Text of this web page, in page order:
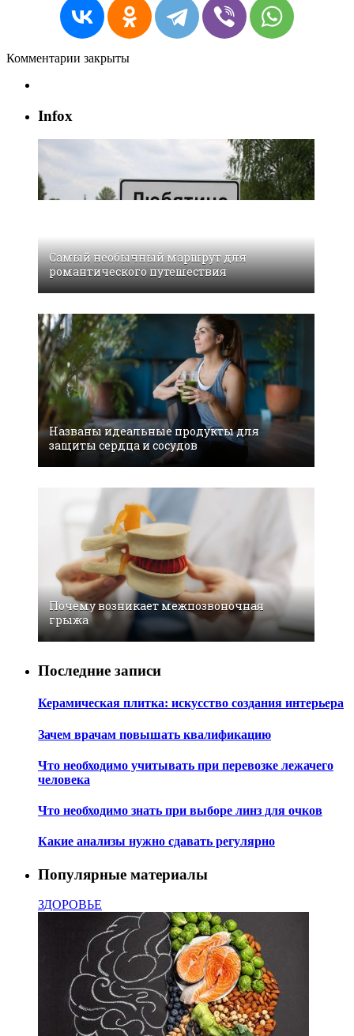
Комментарии закрыты
Infox
Самый необычный маршрут для
романтического путешествия
Названы идеальные продукты для
защиты сердца и сосудов
Почему возникает межпозвоночная
грыжа
Последние записи
Керамическая плитка: искусство создания интерьера
Зачем врачам повышать квалификацию
Что необходимо учитывать при перевозке лежачего
человека
Что необходимо знать при выборе линз для очков
Какие анализы нужно сдавать регулярно
Популярные материалы
ЗДОРОВЬЕ